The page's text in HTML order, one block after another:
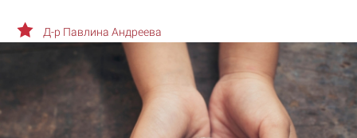
Д-р Павлина Андреева